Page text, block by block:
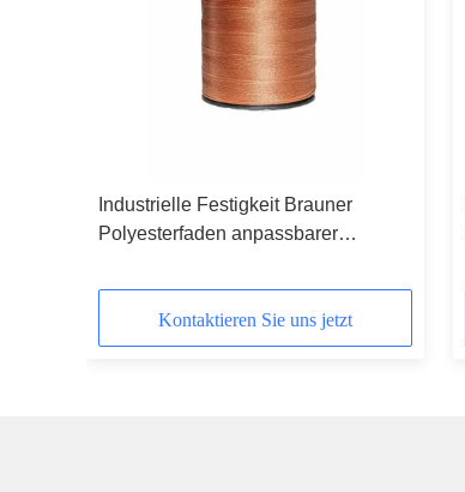
Industrielle Festigkeit Brauner
Polyesterfaden anpassbarer
Kontaktieren Sie uns jetzt